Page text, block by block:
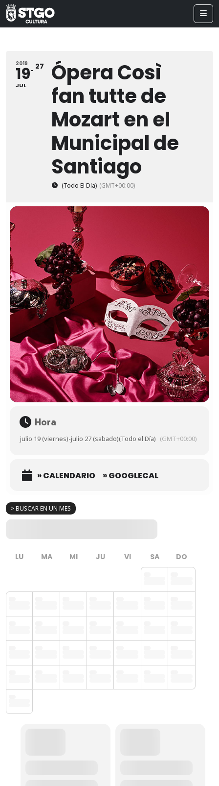
> BUSCAR EN UN MES
LU MA MI JU VI SA DO
2019
19
JUL
27
Ópera Così
fan tutte de
Mozart en el
Municipal de
Santiago
(Todo El Día) (GMT+00:00)
Hora
julio 19 (viernes)-julio 27 (sabado)(Todo el Día) (GMT+00:00)
» CALENDARIO » GOOGLECAL